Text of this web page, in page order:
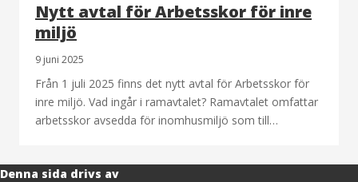
Nytt avtal för Arbetsskor för inre
miljö
9 juni 2025
Från 1 juli 2025 finns det nytt avtal för Arbetsskor för
inre miljö. Vad ingår i ramavtalet? Ramavtalet omfattar
arbetsskor avsedda för inomhusmiljö som till…
Denna sida drivs av